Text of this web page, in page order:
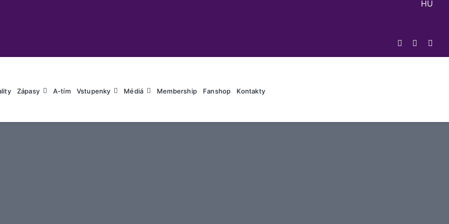
HU
Zápasy A-tím Vstupenky Médiá Membership Fanshop Kontakty